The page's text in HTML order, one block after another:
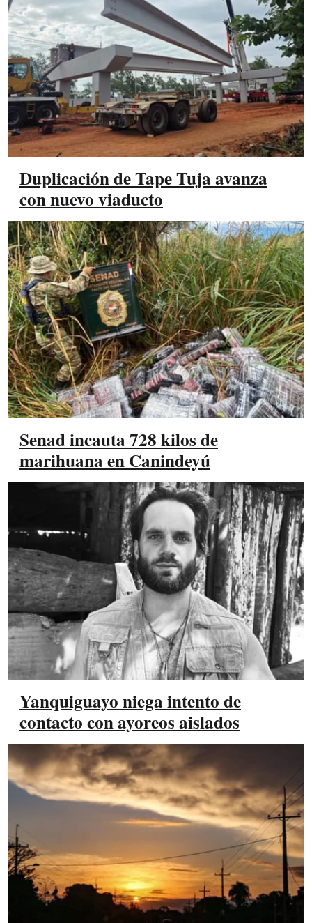
Duplicación de Tape Tuja avanza
con nuevo viaducto
Senad incauta 728 kilos de
marihuana en Canindeyú
Yanquiguayo niega intento de
contacto con ayoreos aislados